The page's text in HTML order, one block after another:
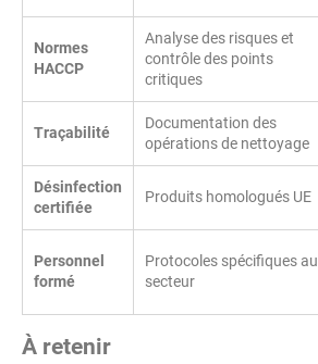
Normes
HACCP
Analyse des risques et
contrôle des points
critiques
Traçabilité
Documentation des
opérations de nettoyage
Désinfection
certifiée
Produits homologués UE
Personnel
formé
Protocoles spécifiques au
secteur
À retenir